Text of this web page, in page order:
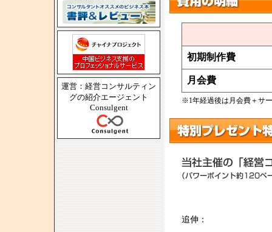
運営：経営コンサルティン
グの紹介エージェント
Consulgent
初期制作費
月会費
※1年経過後は月会費＋サ
追伸：